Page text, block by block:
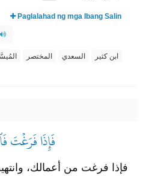
Paglalahad ng mga Ibang Salin
المختصر السعدي
ابن كثير
فَإِذَا فَرَغۡتَ
فإذا فرغت من أعمالك،